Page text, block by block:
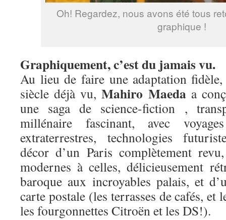
Oh! Regardez, nous avons été tous
graphique !
Graphiquement, c’est du jamais vu.
Au lieu de faire une adaptation
siècle déjà vu,Mahiro Maedaa
une saga de science-fiction ,
millénaire fascinant, avec
extraterrestres, technologies
décor d’un Paris complètement
modernes à celles, délicieusement
baroque aux incroyables palais, et
carte postale (les terrasses de cafés, et
les fourgonnettes Citroën et les DS!).